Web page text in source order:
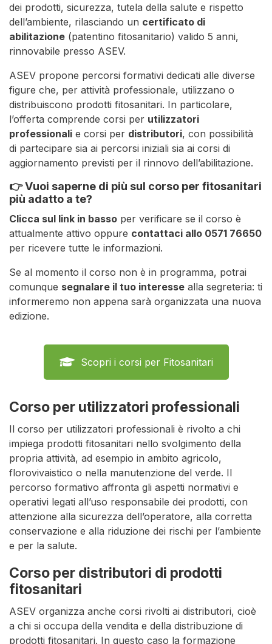
dei prodotti, sicurezza, tutela della salute e rispetto
dell’ambiente, rilasciando un certificato di
abilitazione (patentino fitosanitario) valido 5 anni,
rinnovabile presso ASEV.
ASEV propone percorsi formativi dedicati alle diverse
figure che, per attività professionale, utilizzano o
distribuiscono prodotti fitosanitari. In particolare,
l’offerta comprende corsi per utilizzatori
professionali e corsi per distributori, con possibilità
di partecipare sia ai percorsi iniziali sia ai corsi di
aggiornamento previsti per il rinnovo dell’abilitazione.
👉 Vuoi saperne di più sul corso per fitosanitari
più adatto a te?
Clicca sul link in basso per verificare se il corso è
attualmente attivo oppure contattaci allo 0571 76650
per ricevere tutte le informazioni.
Se al momento il corso non è in programma, potrai
comunque segnalare il tuo interesse alla segreteria: ti
informeremo non appena sarà organizzata una nuova
edizione.
Scopri i corsi per Fitosanitari
Corso per utilizzatori professionali
Il corso per utilizzatori professionali è rivolto a chi
impiega prodotti fitosanitari nello svolgimento della
propria attività, ad esempio in ambito agricolo,
florovivaistico o nella manutenzione del verde. Il
percorso formativo affronta gli aspetti normativi e
operativi legati all’uso responsabile dei prodotti, con
attenzione alla sicurezza dell’operatore, alla corretta
conservazione e alla riduzione dei rischi per l’ambiente
e per la salute.
Corso per distributori di prodotti
fitosanitari
ASEV organizza anche corsi rivolti ai distributori, cioè
a chi si occupa della vendita e della distribuzione di
prodotti fitosanitari. In questo caso la formazione